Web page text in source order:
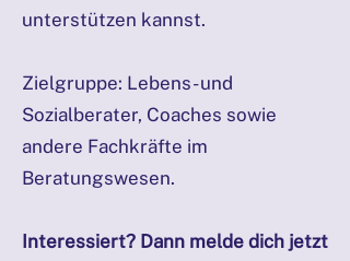
unterstützen kannst.
Zielgruppe: Lebens- und
Sozialberater, Coaches sowie
andere Fachkräfte im
Beratungswesen.
Interessiert? Dann melde dich jetzt